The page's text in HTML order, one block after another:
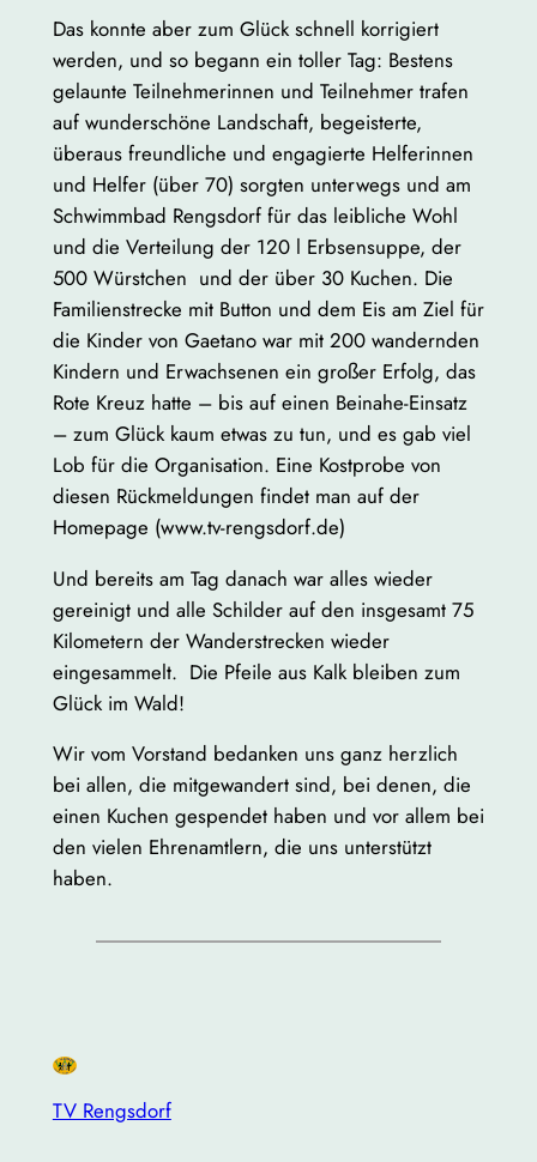
Das konnte aber zum Glück schnell korrigiert
werden, und so begann ein toller Tag: Bestens
gelaunte Teilnehmerinnen und Teilnehmer trafen
auf wunderschöne Landschaft, begeisterte,
überaus freundliche und engagierte Helferinnen
und Helfer (über 70) sorgten unterwegs und am
Schwimmbad Rengsdorf für das leibliche Wohl
und die Verteilung der 120 l Erbsensuppe, der
500 Würstchen und der über 30 Kuchen. Die
Familienstrecke mit Button und dem Eis am Ziel für
die Kinder von Gaetano war mit 200 wandernden
Kindern und Erwachsenen ein großer Erfolg, das
Rote Kreuz hatte – bis auf einen Beinahe-Einsatz
– zum Glück kaum etwas zu tun, und es gab viel
Lob für die Organisation. Eine Kostprobe von
diesen Rückmeldungen findet man auf der
Homepage (www.tv-rengsdorf.de)
Und bereits am Tag danach war alles wieder
gereinigt und alle Schilder auf den insgesamt 75
Kilometern der Wanderstrecken wieder
eingesammelt. Die Pfeile aus Kalk bleiben zum
Glück im Wald!
Wir vom Vorstand bedanken uns ganz herzlich
bei allen, die mitgewandert sind, bei denen, die
einen Kuchen gespendet haben und vor allem bei
den vielen Ehrenamtlern, die uns unterstützt
haben.
TV Rengsdorf